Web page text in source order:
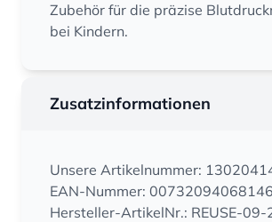
Zubehör für die präzise
bei Kindern.
Zusatzinformationen
Unsere Artikelnummer:
EAN-Nummer: 00732094068146
Hersteller-ArtikelNr.: REUSE-09-